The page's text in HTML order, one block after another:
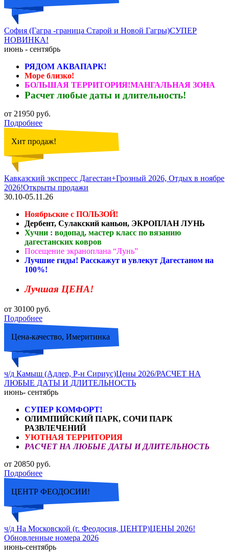
София (Гагра -граница Старой и Новой Гагры)СУПЕР
НОВИНКА!
июнь - сентябрь
РЯДОМ АКВАПАРК!
Море близко!
БОЛЬШАЯ ТЕРРИТОРИЯ!МАНГАЛЬНАЯ ЗОНА
Расчет любые даты и длительность!
от 21950 руб.
Подробнее
Хит продаж!
Кавказский экспресс Дагестан+Грозный 2026, Отдых в ноябре
2026!Открыты продажи
30.10-05.11.26
Ноябрьские с ПОЛЬЗОЙ!
Дербент, Сулакский каньон, ЭКРОПЛАН ЛУНЬ
Хучни : водопад, мастер класс по вязанию
дагестанских ковров
Посещение экраноплана “Лунь”
Лучшие гиды! Расскажут и увлекут Дагестаном на
100%!
Лучшая ЦЕНА!
от 30100 руб.
Подробнее
Цена-качество, Имеритинка
ч/д Камыш (Адлер, Р-н Сириус)Цены 2026/РАСЧЕТ НА
ЛЮБЫЕ ДАТЫ И ДЛИТЕЛЬНОСТЬ
июнь- сентябрь
СУПЕР КОМФОРТ!
ОЛИМПИЙСКИЙ ПАРК, СОЧИ ПАРК
РАЗВЛЕЧЕНИЙ
УЮТНАЯ ТЕРРИТОРИЯ
РАСЧЕТ НА ЛЮБЫЕ ДАТЫ И ДЛИТЕЛЬНОСТЬ
от 20850 руб.
Подробнее
ЦЕНТР ФЕОДОСИИ!
ч/д На Московской (г. Феодосия, ЦЕНТР)ЦЕНЫ 2026!
Обновленные номера 2026
июнь-сентябрь